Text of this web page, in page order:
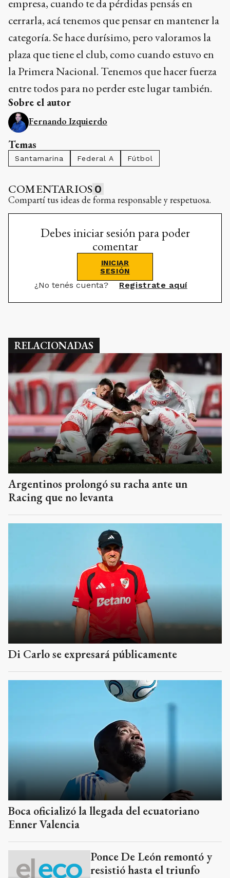
empresa, cuando te da pérdidas pensás en
cerrarla, acá tenemos que pensar en mantener la
categoría. Se hace durísimo, pero valoramos la
plaza que tiene el club, como cuando estuvo en
la Primera Nacional. Tenemos que hacer fuerza
entre todos para no perder este lugar también.
Sobre el autor
Fernando Izquierdo
Temas
Santamarina Federal A Fútbol
COMENTARIOS 0
Compartí tus ideas de forma responsable y respetuosa.
Debes iniciar sesión para poder
comentar
INICIAR
SESIÓN
¿No tenés cuenta? Registrate aquí
RELACIONADAS
Argentinos prolongó su racha ante un
Racing que no levanta
Di Carlo se expresará públicamente
Boca oficializó la llegada del ecuatoriano
Enner Valencia
Ponce De León remontó y
resistió hasta el triunfo